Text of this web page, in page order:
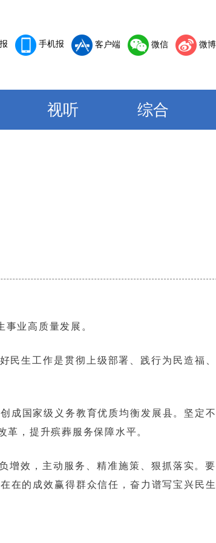
手机报 客户端 微信 微博
视听 综合
业高质量发展。
民生工作是贯彻上级部署、践行为民造福
成国家级义务教育优质均衡发展县。坚定
，提升殡葬服务保障水平。
增效，主动服务、精准施策、狠抓落实。
在的成效赢得群众信任，奋力谱写宝兴民